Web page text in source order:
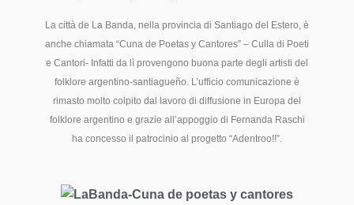
La città de La Banda, nella provincia di Santiago del Estero, è
anche chiamata “Cuna de Poetas y Cantores” – Culla di Poeti
e Cantori- Infatti da lì provengono buona parte degli artisti del
folklore argentino-santiagueño. L’ufficio comunicazione è
rimasto molto colpito dal lavoro di diffusione in Europa del
folklore argentino e grazie all’appoggio di Fernanda Raschi
ha concesso il patrocinio al progetto “Adentroo!!”.